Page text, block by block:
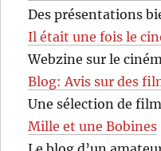
Des présentations
Il était une fois le
Webzine sur le
Blog: Avis sur des
Une sélection de
Mille et une Bobines